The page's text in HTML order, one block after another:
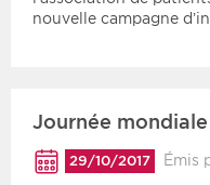
nouvelle campagne
Journée
29/10/2017 Émis